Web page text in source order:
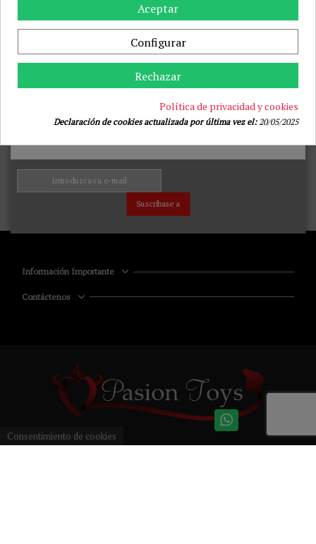
ALIVE - GET LUCKY DADO 6
POSICIONES (PACK 50
UNIDADES)
68,93 €99,90 €
DROGUERÍA
MODA & LENCERÍA
Información Importante
Contáctenos
Suscríbase a
Aceptar
Configurar
Rechazar
Política de privacidad y cookies
Declaración de cookies actualizada por última vez el:20/05/2025
Consentimiento de cookies